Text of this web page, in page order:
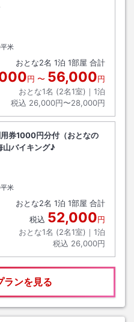
米
おとな2名 1泊 1部屋 合計
円 〜 56,000円
おとな1名 (2名1室)｜ 1泊
税込 26,000円〜28,000円
券1000円分付（おとなの
山バイキング♪
米
おとな2名 1泊 1部屋 合計
税込 52,000円
おとな1名 (2名1室)｜ 1泊
税込 26,000円
ランを見る